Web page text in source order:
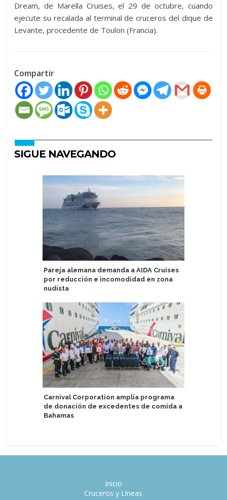
Dream, de Marella Cruises, el 29 de octubre, cuando
ejecute su recalada al terminal de cruceros del dique de
Levante, procedente de Toulon (Francia).
Compartir
SIGUE NAVEGANDO
Pareja alemana demanda a AIDA Cruises
por reducción e incomodidad en zona
nudista
Carnival Corporation amplía programa
de donación de excedentes de comida a
Bahamas
Inicio
Cruceros y Líneas